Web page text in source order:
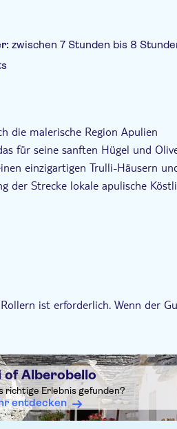
Städte wie Alberobello und
einem Wald, der einen
zu probieren und so die
Landschaften und
zwischen 7 Stunden bis 8
die malerische Region Apulien
für seine sanften Hügel und
einzigartigen Trulli-Häusern
der Strecke lokale apulische
ist erforderlich. Wenn der
Fahrzeug sicher zu fahren,
und beaufsichtigt werden.
of Alberobello
richtige Erlebnis gefunden?
entdecken